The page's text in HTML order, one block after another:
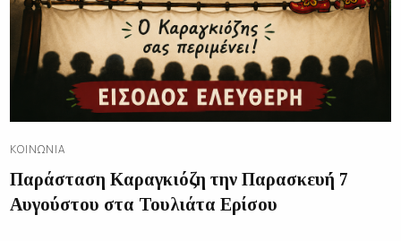
ΚΟΙΝΩΝΊΑ
Παράσταση Καραγκιόζη την Παρασκευή 7
Αυγούστου στα Τουλιάτα Ερίσου